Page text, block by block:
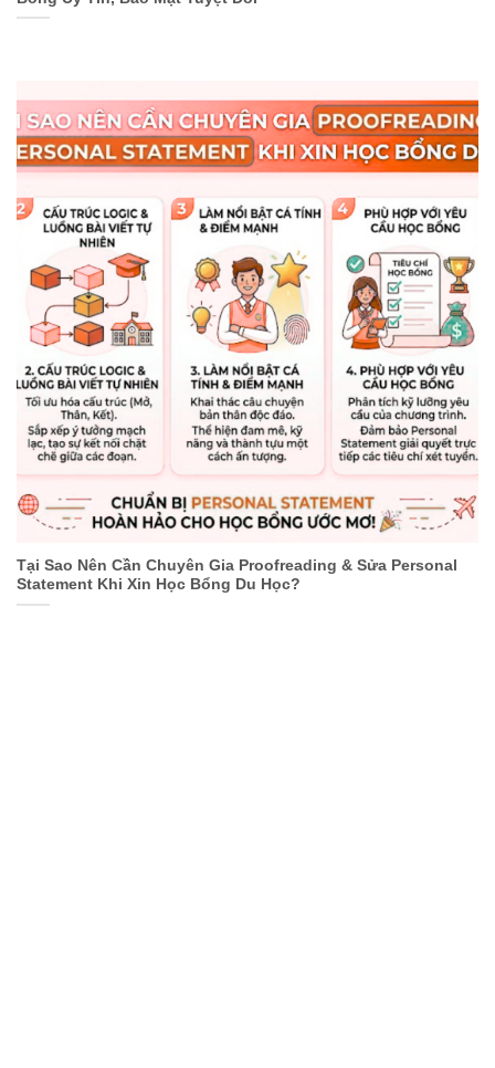
Tại Sao Nên Cần Chuyên Gia Proofreading & Sửa Personal
Statement Khi Xin Học Bổng Du Học?